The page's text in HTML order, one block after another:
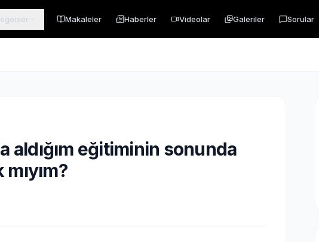
Makaleler Haberler Videolar Galeriler Sorular
eğitiminin sonunda